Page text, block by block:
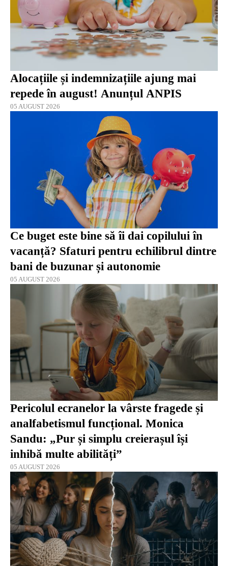
Alocațiile și indemnizațiile ajung mai
repede în august! Anunțul ANPIS
05 AUGUST 2026
Ce buget este bine să îi dai copilului în
vacanță? Sfaturi pentru echilibrul dintre
bani de buzunar și autonomie
05 AUGUST 2026
Pericolul ecranelor la vârste fragede și
analfabetismul funcțional. Monica
Sandu: „Pur și simplu creierașul își
inhibă multe abilități”
05 AUGUST 2026